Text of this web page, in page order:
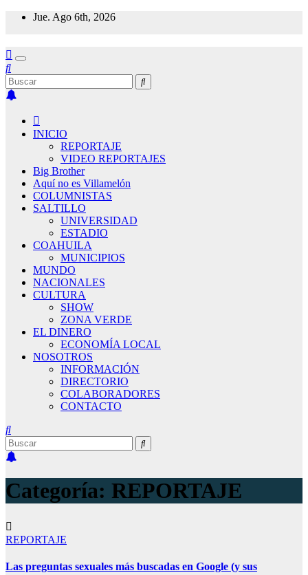
Saltar
Jue. Ago 6th, 2026
INICIO
REPORTAJE
VIDEO REPORTAJES
Big Brother
Aquí no es Villamelón
COLUMNISTAS
SALTILLO
UNIVERSIDAD
ESTADIO
COAHUILA
MUNICIPIOS
MUNDO
NACIONALES
CULTURA
SHOW
ZONA VERDE
EL DINERO
ECONOMÍA LOCAL
NOSOTROS
INFORMACIÓN
DIRECTORIO
COLABORADORES
CONTACTO
Categoría: REPORTAJE
REPORTAJE
Las preguntas sexuales más buscadas en Google (y sus